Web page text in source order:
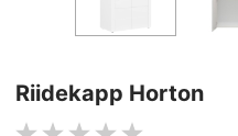
Riidekapp Horton